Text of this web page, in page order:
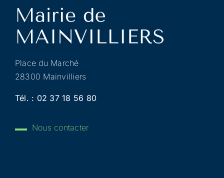
Place du Marché
28300 Mainvilliers
Tél. : 02 37 18 56 80
Nous contacter